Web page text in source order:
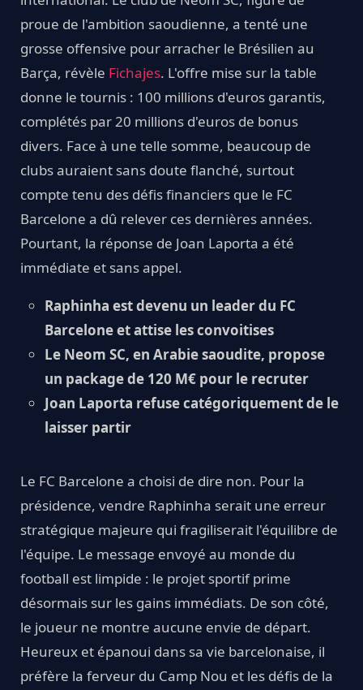
proue de l'ambition saoudienne, a tenté une
grosse offensive pour arracher le Brésilien au
Barça, révèle Fichajes. L'offre mise sur la table
donne le tournis : 100 millions d'euros garantis,
complétés par 20 millions d'euros de bonus
divers. Face à une telle somme, beaucoup de
clubs auraient sans doute flanché, surtout
compte tenu des défis financiers que le FC
Barcelone a dû relever ces dernières années.
Pourtant, la réponse de Joan Laporta a été
immédiate et sans appel.
Raphinha est devenu un leader du FC
Barcelone et attise les convoitises
Le Neom SC, en Arabie saoudite, propose
un package de 120 M€ pour le recruter
Joan Laporta refuse catégoriquement de le
laisser partir
Le FC Barcelone a choisi de dire non. Pour la
présidence, vendre Raphinha serait une erreur
stratégique majeure qui fragiliserait l'équilibre de
l'équipe. Le message envoyé au monde du
football est limpide : le projet sportif prime
désormais sur les gains immédiats. De son côté,
le joueur ne montre aucune envie de départ.
Heureux et épanoui dans sa vie barcelonaise, il
préfère la ferveur du Camp Nou et les défis de la